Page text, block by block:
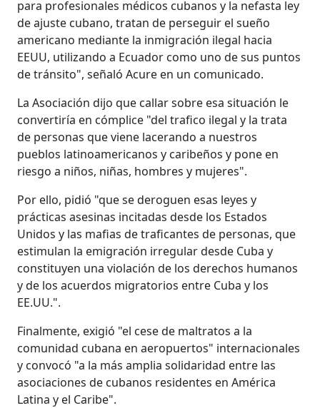
para profesionales médicos cubanos y la nefasta ley
de ajuste cubano, tratan de perseguir el sueño
americano mediante la inmigración ilegal hacia
EEUU, utilizando a Ecuador como uno de sus puntos
de tránsito", señaló Acure en un comunicado.
La Asociación dijo que callar sobre esa situación le
convertiría en cómplice "del trafico ilegal y la trata
de personas que viene lacerando a nuestros
pueblos latinoamericanos y caribeños y pone en
riesgo a niños, niñas, hombres y mujeres".
Por ello, pidió "que se deroguen esas leyes y
prácticas asesinas incitadas desde los Estados
Unidos y las mafias de traficantes de personas, que
estimulan la emigración irregular desde Cuba y
constituyen una violación de los derechos humanos
y de los acuerdos migratorios entre Cuba y los
EE.UU.".
Finalmente, exigió "el cese de maltratos a la
comunidad cubana en aeropuertos" internacionales
y convocó "a la más amplia solidaridad entre las
asociaciones de cubanos residentes en América
Latina y el Caribe".